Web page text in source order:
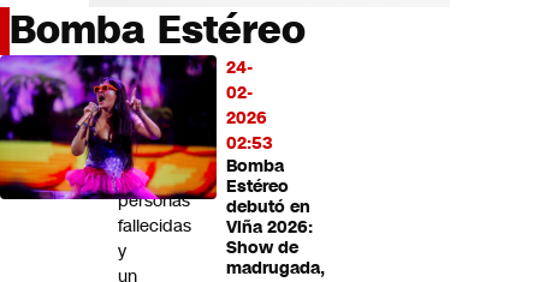
País
Mundo
Negocios
Deportes
Programas completos
Cultura
Bomba Estéreo
24-
02-
2026
02:53
Bomba
Estéreo
debutó en
Viña 2026:
Show de
madrugada,
LO
MÁS
LEÍDO
Dos
personas
fallecidas
y
un